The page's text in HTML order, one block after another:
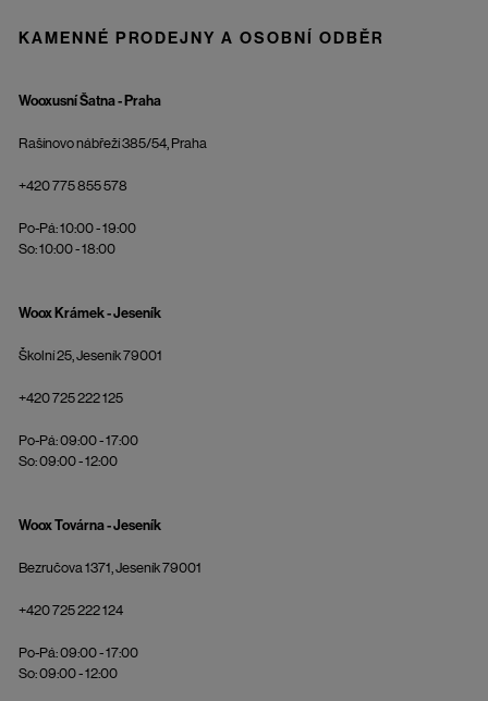
KAMENNÉ PRODEJNY A OSOBNÍ ODBĚR
Wooxusní Šatna - Praha
Rašínovo nábřeží 385/54, Praha
+420 775 855 578
Po-Pá: 10:00 - 19:00
So: 10:00 - 18:00
Woox Krámek - Jeseník
Školní 25, Jeseník 79001
+420 725 222 125
Po-Pá: 09:00 - 17:00
So: 09:00 - 12:00
Woox Továrna - Jeseník
Bezručova 1371, Jeseník 79001
+420 725 222 124
Po-Pá: 09:00 - 17:00
So: 09:00 - 12:00